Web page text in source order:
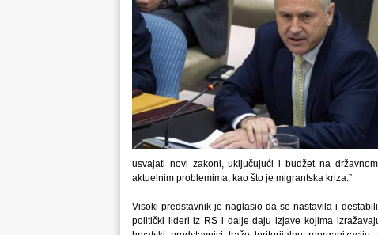
usvajati novi zakoni, uključujući i budžet na
aktuelnim problemima, kao što je migrantska kriza.”
Visoki predstavnik je naglasio da se nastavila i
politički lideri iz RS i dalje daju izjave kojima